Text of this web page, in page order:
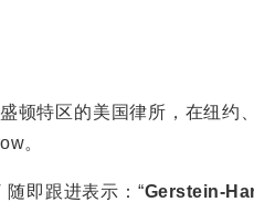
顿特区的美国律所，在纽约
。
即跟进表示：“Gerstein-